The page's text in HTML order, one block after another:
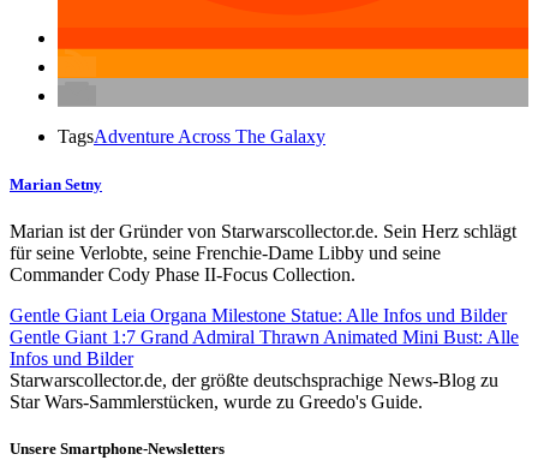
TagsAdventure Across The Galaxy
Marian Setny
Marian ist der Gründer von Starwarscollector.de. Sein Herz schlägt
für seine Verlobte, seine Frenchie-Dame Libby und seine
Commander Cody Phase II-Focus Collection.
Gentle Giant Leia Organa Milestone Statue: Alle Infos und Bilder
Gentle Giant 1:7 Grand Admiral Thrawn Animated Mini Bust: Alle
Infos und Bilder
Starwarscollector.de, der größte deutschsprachige News-Blog zu
Star Wars-Sammlerstücken, wurde zu Greedo's Guide.
Unsere Smartphone-Newsletters